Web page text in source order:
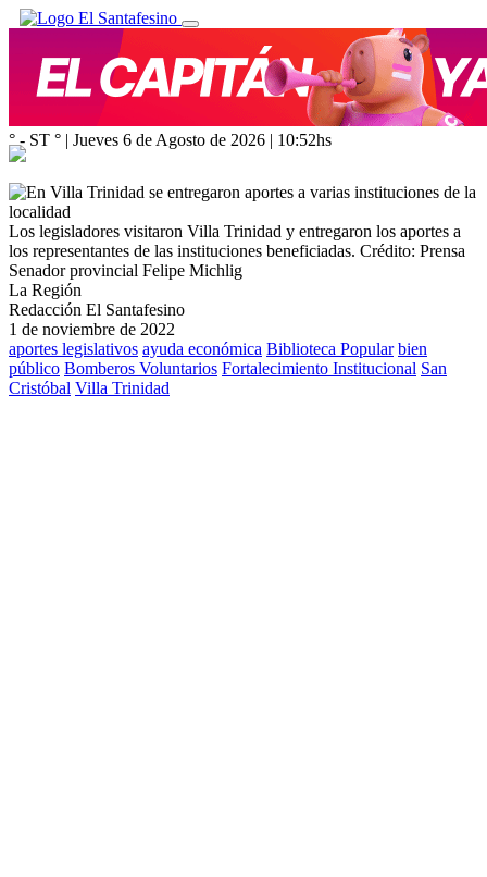
° - ST ° | Jueves 6 de Agosto de 2026 | 10:52hs
Los legisladores visitaron Villa Trinidad y entregaron los aportes a
los representantes de las instituciones beneficiadas. Crédito: Prensa
Senador provincial Felipe Michlig
La Región
Redacción El Santafesino
1 de noviembre de 2022
aportes legislativos ayuda económica Biblioteca Popular bien
público Bomberos Voluntarios Fortalecimiento Institucional San
Cristóbal Villa Trinidad